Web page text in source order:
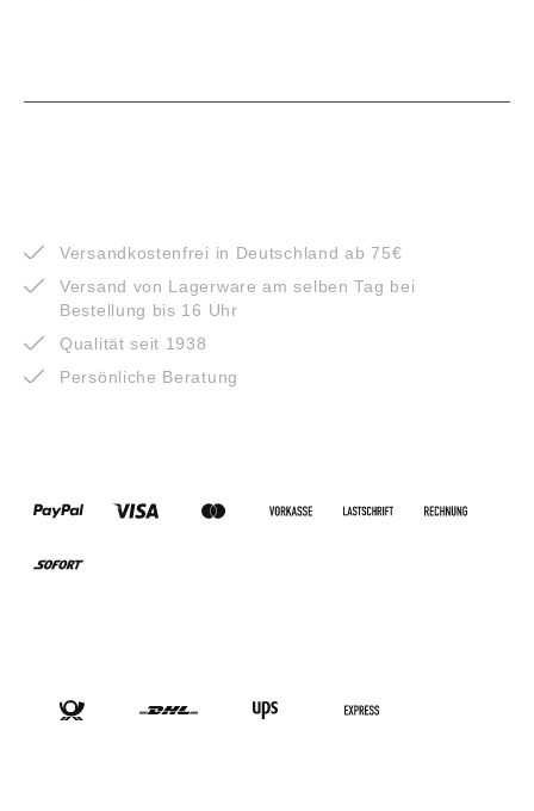
Versandkostenfrei in Deutschland ab 75€
Versand von Lagerware am selben Tag bei
Bestellung bis 16 Uhr
Qualität seit 1938
Persönliche Beratung